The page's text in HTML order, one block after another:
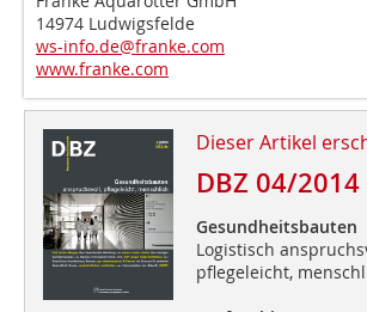
14974 Ludwigsfelde
ws-info.de@franke.com
www.franke.com
Dieser Artikel
DBZ 04/2014
Gesundheitsbauten
Logistisch
pflegeleicht,